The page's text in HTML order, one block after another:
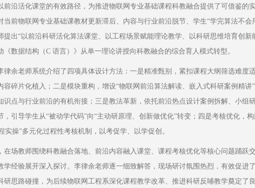
前沿活化课堂的有效路径，为推进物联网专业基础课程科教融合提供了可借鉴的
当前物联网专业基础课教材更新滞后、内容与行业前沿脱节、学生“学完算法不会
提出“以前沿科研活化算法课堂、以工程场景赋能理论教学、以科研思维培育创新
《数据结构（C 语言）》从单一理论讲授向科教融合的综合育人模式转型。
律余老师系统介绍了四项具体设计方法：一是精准甄别，紧扣课程大纲筛选难度
容碎片化植入；二是模块重构，增设“物联网前沿算法解读、嵌入式科研案例精讲
识点与行业前沿的有机衔接；三是教法革新，依托前沿热点设计案例拆解、小组
，引导学生从“被动学代码”向“主动研原理、创新做优化”转变；四是考核优化，
实操”多元化过程性考核机制，以考促学、以学促创。
在场教师围绕科教融合落地、前沿内容融入课堂、课程考核优化等核心问题踊跃
学经验展开深入探讨。李律余老师逐一细致解答，现场研讨氛围热烈，有效促进
研思路碰撞，为后续物联网工程系深化课程教学改革、推进科研反哺教学奠定了良